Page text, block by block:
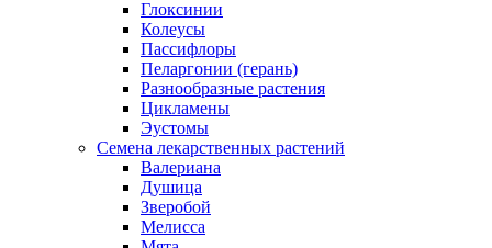
Глоксинии
Колеусы
Пассифлоры
Пеларгонии (герань)
Разнообразные растения
Цикламены
Эустомы
Семена лекарственных растений
Валериана
Душица
Зверобой
Мелисса